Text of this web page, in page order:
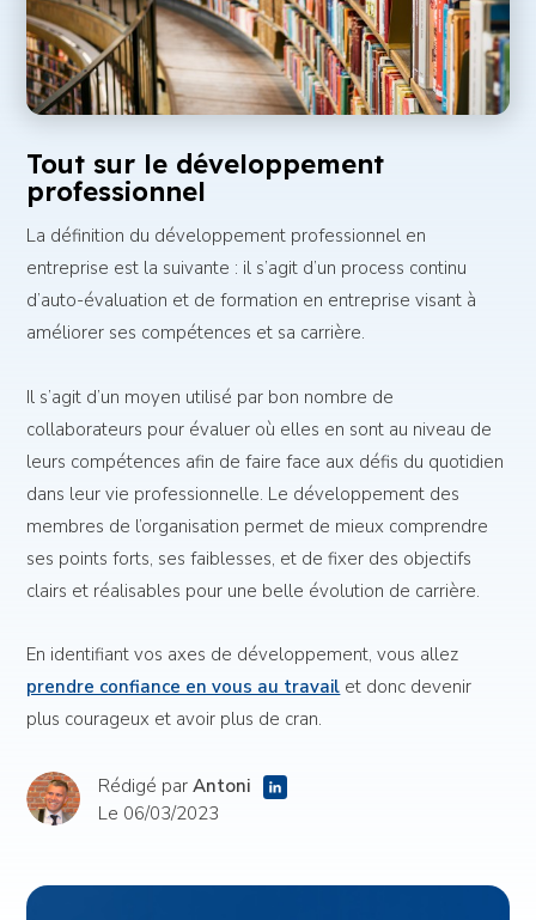
Tout sur le développement
professionnel
La définition du développement professionnel en
entreprise est la suivante : il s’agit d’un process continu
d’auto-évaluation et de formation en entreprise visant à
améliorer ses compétences et sa carrière.
Il s’agit d’un moyen utilisé par bon nombre de
collaborateurs pour évaluer où elles en sont au niveau de
leurs compétences afin de faire face aux défis du quotidien
dans leur vie professionnelle. Le développement des
membres de l’organisation permet de mieux comprendre
ses points forts, ses faiblesses, et de fixer des objectifs
clairs et réalisables pour une belle évolution de carrière.
En identifiant vos axes de développement, vous allez
prendre confiance en vous au travail et donc devenir
plus courageux et avoir plus de cran.
Rédigé parAntoni
Le 06/03/2023